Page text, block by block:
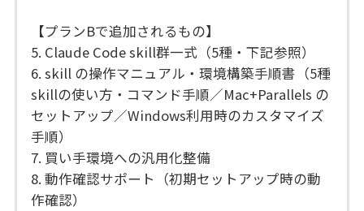
【プランBで追加されるもの】
5. Claude Code skill群一式（5種・下記参照）
6. skill の操作マニュアル・環境構築手順書（5種
skillの使い方・コマンド手順／Mac+Parallels の
セットアップ／Windows利用時のカスタマイズ
手順）
7. 買い手環境への汎用化整備
8. 動作確認サポート（初期セットアップ時の動
作確認）